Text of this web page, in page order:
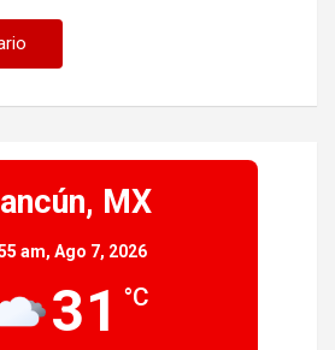
MX
am, Ago 7, 2026
31 °C